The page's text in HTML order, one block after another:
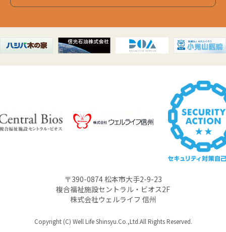
〒390-0874 松本市大手2-9-23
複合福祉施設セントラル・ビオス2F
株式会社ウェルライフ 信州
Copyright (C) Well Life Shinsyu.Co.,Ltd.All Rights Reserved.